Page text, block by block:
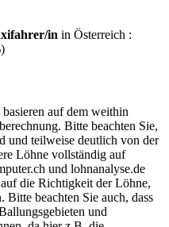
in in Österreich :
)
auf dem weithin
Bitte beachten Sie,
und teilweise deutlich von der
Löhne vollständig auf
und lohnanalyse.de
die Richtigkeit der Löhne,
beachten Sie auch, dass
und